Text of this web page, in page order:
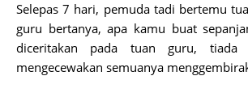
Selepas 7 hari, pemuda tadi bertemu
guru bertanya, apa kamu buat
diceritakan pada tuan guru,
mengecewakan semuanya